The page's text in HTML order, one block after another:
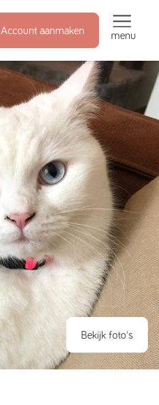
Account aanmaken menu
Bekijk foto's